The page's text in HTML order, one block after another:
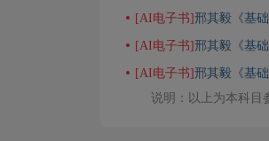
[AI电子书]邢其毅《基
[AI电子书]邢其毅《基
[AI电子书]邢其毅《基
说明：以上为本科目